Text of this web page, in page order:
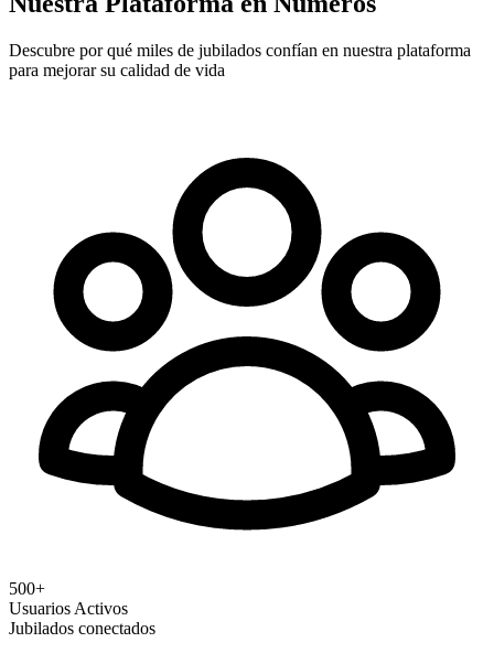
Descubre por qué miles de jubilados confían en nuestra plataforma
para mejorar su calidad de vida
500+
Usuarios Activos
Jubilados conectados